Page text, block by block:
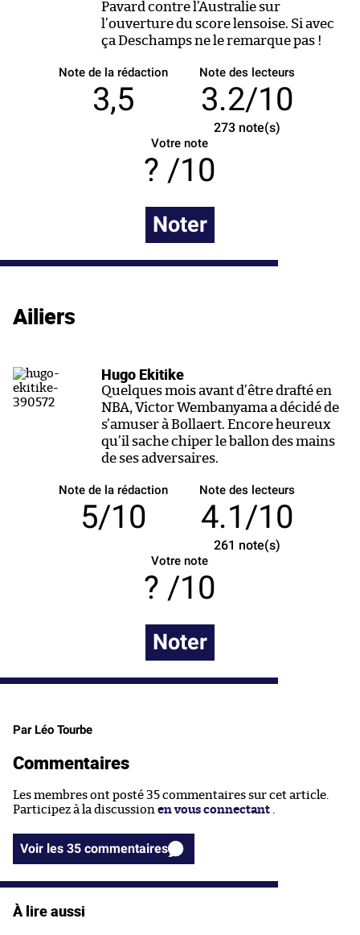
Pavard contre l’Australie sur
l’ouverture du score lensoise. Si avec
ça Deschamps ne le remarque pas !
Note de la rédaction
3,5
Note des lecteurs
3.2/10
273note(s)
Votre note
/10
Noter
Ailiers
Hugo Ekitike
Quelques mois avant d’être drafté en
NBA, Victor Wembanyama a décidé de
s’amuser à Bollaert. Encore heureux
qu’il sache chiper le ballon des mains
de ses adversaires.
Note de la rédaction
5/10
Note des lecteurs
4.1/10
261 note(s)
Votre note
/10
Noter
Par Léo Tourbe
Commentaires
Les membres ont posté 35 commentaires sur cet article.
Participez à la discussion en vous connectant
Voir les 35 commentaires
À lire aussi